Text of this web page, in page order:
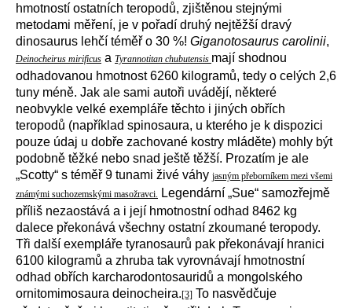
hmotností ostatních teropodů, zjištěnou stejnými
metodami měření, je v pořadí druhý nejtěžší dravý
dinosaurus lehčí téměř o 30 %! Giganotosaurus carolinii,
Deinocheirus mirificus a Tyrannotitan chubutensis mají shodnou
odhadovanou hmotnost 6260 kilogramů, tedy o celých 2,6
tuny méně. Jak ale sami autoři uvádějí, některé
neobvykle velké exempláře těchto i jiných obřích
teropodů (například spinosaura, u kterého je k dispozici
pouze údaj u dobře zachované kostry mláděte) mohly být
podobně těžké nebo snad ještě těžší. Prozatím je ale
„Scotty“ s téměř 9 tunami živé váhy jasným přeborníkem mezi všemi
známými suchozemskými masožravci. Legendární „Sue“ samozřejmě
příliš nezaostává a i její hmotnostní odhad 8462 kg
dalece překonává všechny ostatní zkoumané teropody.
Tři další exempláře tyranosaurů pak překonávají hranici
6100 kilogramů a zhruba tak vyrovnávají hmotnostní
odhad obřích karcharodontosauridů a mongolského
ornitomimosaura deinocheira.[3] To nasvědčuje